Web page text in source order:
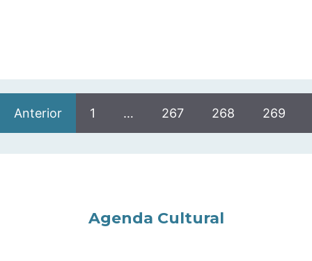
Anterior 1 … 267 268 269
Agenda Cultural